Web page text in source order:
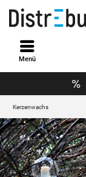
Menü
Kerzenwachs